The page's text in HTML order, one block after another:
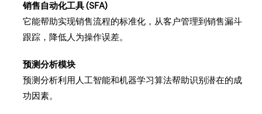
销售自动化工具 (SFA)
它能帮助实现销售流程的标准化，从客户管理到销售漏斗
跟踪，降低人为操作误差。
预测分析模块
预测分析利用人工智能和机器学习算法帮助识别潜在的成
功因素。